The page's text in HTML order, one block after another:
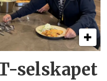
selskapet